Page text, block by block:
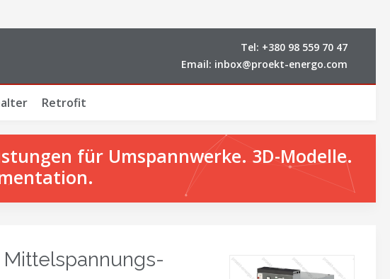
Tel: +380 98 559 70 47
Email: inbox@proekt-energo.com
Retrofit
für Umspannwerke. 3D-Modelle.
Mittelspannungs-